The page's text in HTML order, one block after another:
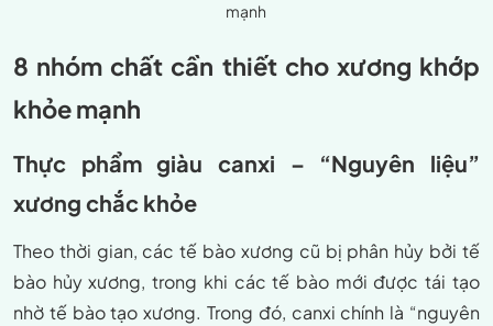
mạnh
8 nhóm chất cần thiết cho xương khớp
khỏe mạnh
Thực phẩm giàu canxi – “Nguyên liệu”
xương chắc khỏe
Theo thời gian, các tế bào xương cũ bị phân hủy bởi tế
bào hủy xương, trong khi các tế bào mới được tái tạo
nhờ tế bào tạo xương. Trong đó, canxi chính là “nguyên